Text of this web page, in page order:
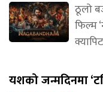
ठूलो
फिल्म
यशको जन्मदिनमा